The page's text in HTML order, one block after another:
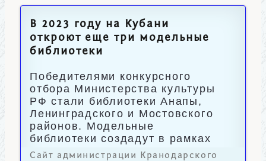
В 2023 году на Кубани
откроют еще три модельные
библиотеки
Победителями конкурсного
отбора Министерства культуры
РФ стали библиотеки Анапы,
Ленинградского и Мостовского
районов. Модельные
библиотеки создадут в рамках
нацпроекта «Культура».
Сайт администрации Кранодарского